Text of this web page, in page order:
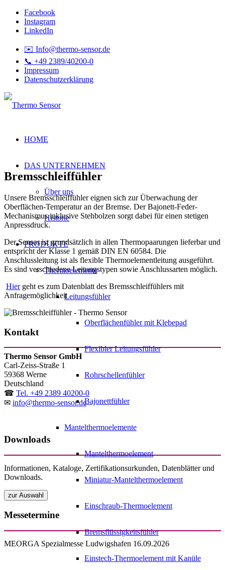
Facebook
Instagram
LinkedIn
✉️ Info@thermo-sensor.de
📞 +49 2389/40200-0
Impressum
Datenschutzerklärung
HOME
DAS UNTERNEHMEN
Über uns
Historie
PRODUKTE
Thermoelemente
Leitungsfühler
Oberflächenfühler mit Klebepad
Flexibler Leitungsfühler
Rohrschellenfühler
Bajonettfühler
Mantelthermoelemente
Mantelthermoelement
Miniatur-Mantelthermoelement
Einschraub-Thermoelement
Bremsflüssigkeitsfühler
Einstech-Thermoelement mit Kanüle
Bremsschleiffühler
Unsere Bremsschleiffühler eignen sich zur Überwachung der
Oberflächen-Temperatur an der Bremse. Der Bajonett-Feder-
Mechanismus inklusive Stehbolzen sorgt dabei für einen stetigen
Anpressdruck.
Der Sensor ist grundsätzlich in allen Thermopaarungen lieferbar und
entspricht der Klasse 1 gemäß DIN EN 60584. Die
Anschlussleitung ist als flexible Thermoelementleitung ausgeführt.
Es sind verschiedene Leitungstypen sowie Anschlussarten möglich.
Hiergeht es zum Datenblatt des Bremsschleiffühlers mit
Anfragemöglichkeit
Kontakt
Thermo Sensor GmbH
Carl-Zeiss-Straße 1
59368 Werne
Deutschland
☎ Tel. +49 2389 40200-0
✉ info@thermo-sensor.de
Downloads
Informationen, Kataloge, Zertifikationsurkunden, Datenblätter und
Downloads.
Messetermine
MEORGA Spezialmesse Ludwigshafen 16.09.2026